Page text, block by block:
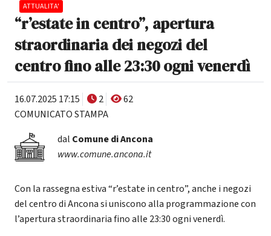
ATTUALITA'
“r’estate in centro”, apertura
straordinaria dei negozi del
centro fino alle 23:30 ogni venerdì
16.07.2025 17:15 2
62
COMUNICATO STAMPA
dal Comune di Ancona
www.comune.ancona.it
Con la rassegna estiva “r’estate in centro”, anche i negozi
del centro di Ancona si uniscono alla programmazione con
l’apertura straordinaria fino alle 23:30 ogni venerdì.